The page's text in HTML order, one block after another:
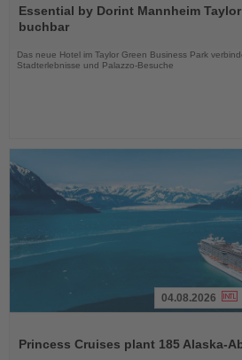
Sie
die
Essential by Dorint Mannheim
buchbar
Das neue Hotel im Taylor Green Business Park
Stadterlebnisse und Palazzo-Besuche
die
04.08.2026
Princess Cruises plant 185 Alaska-